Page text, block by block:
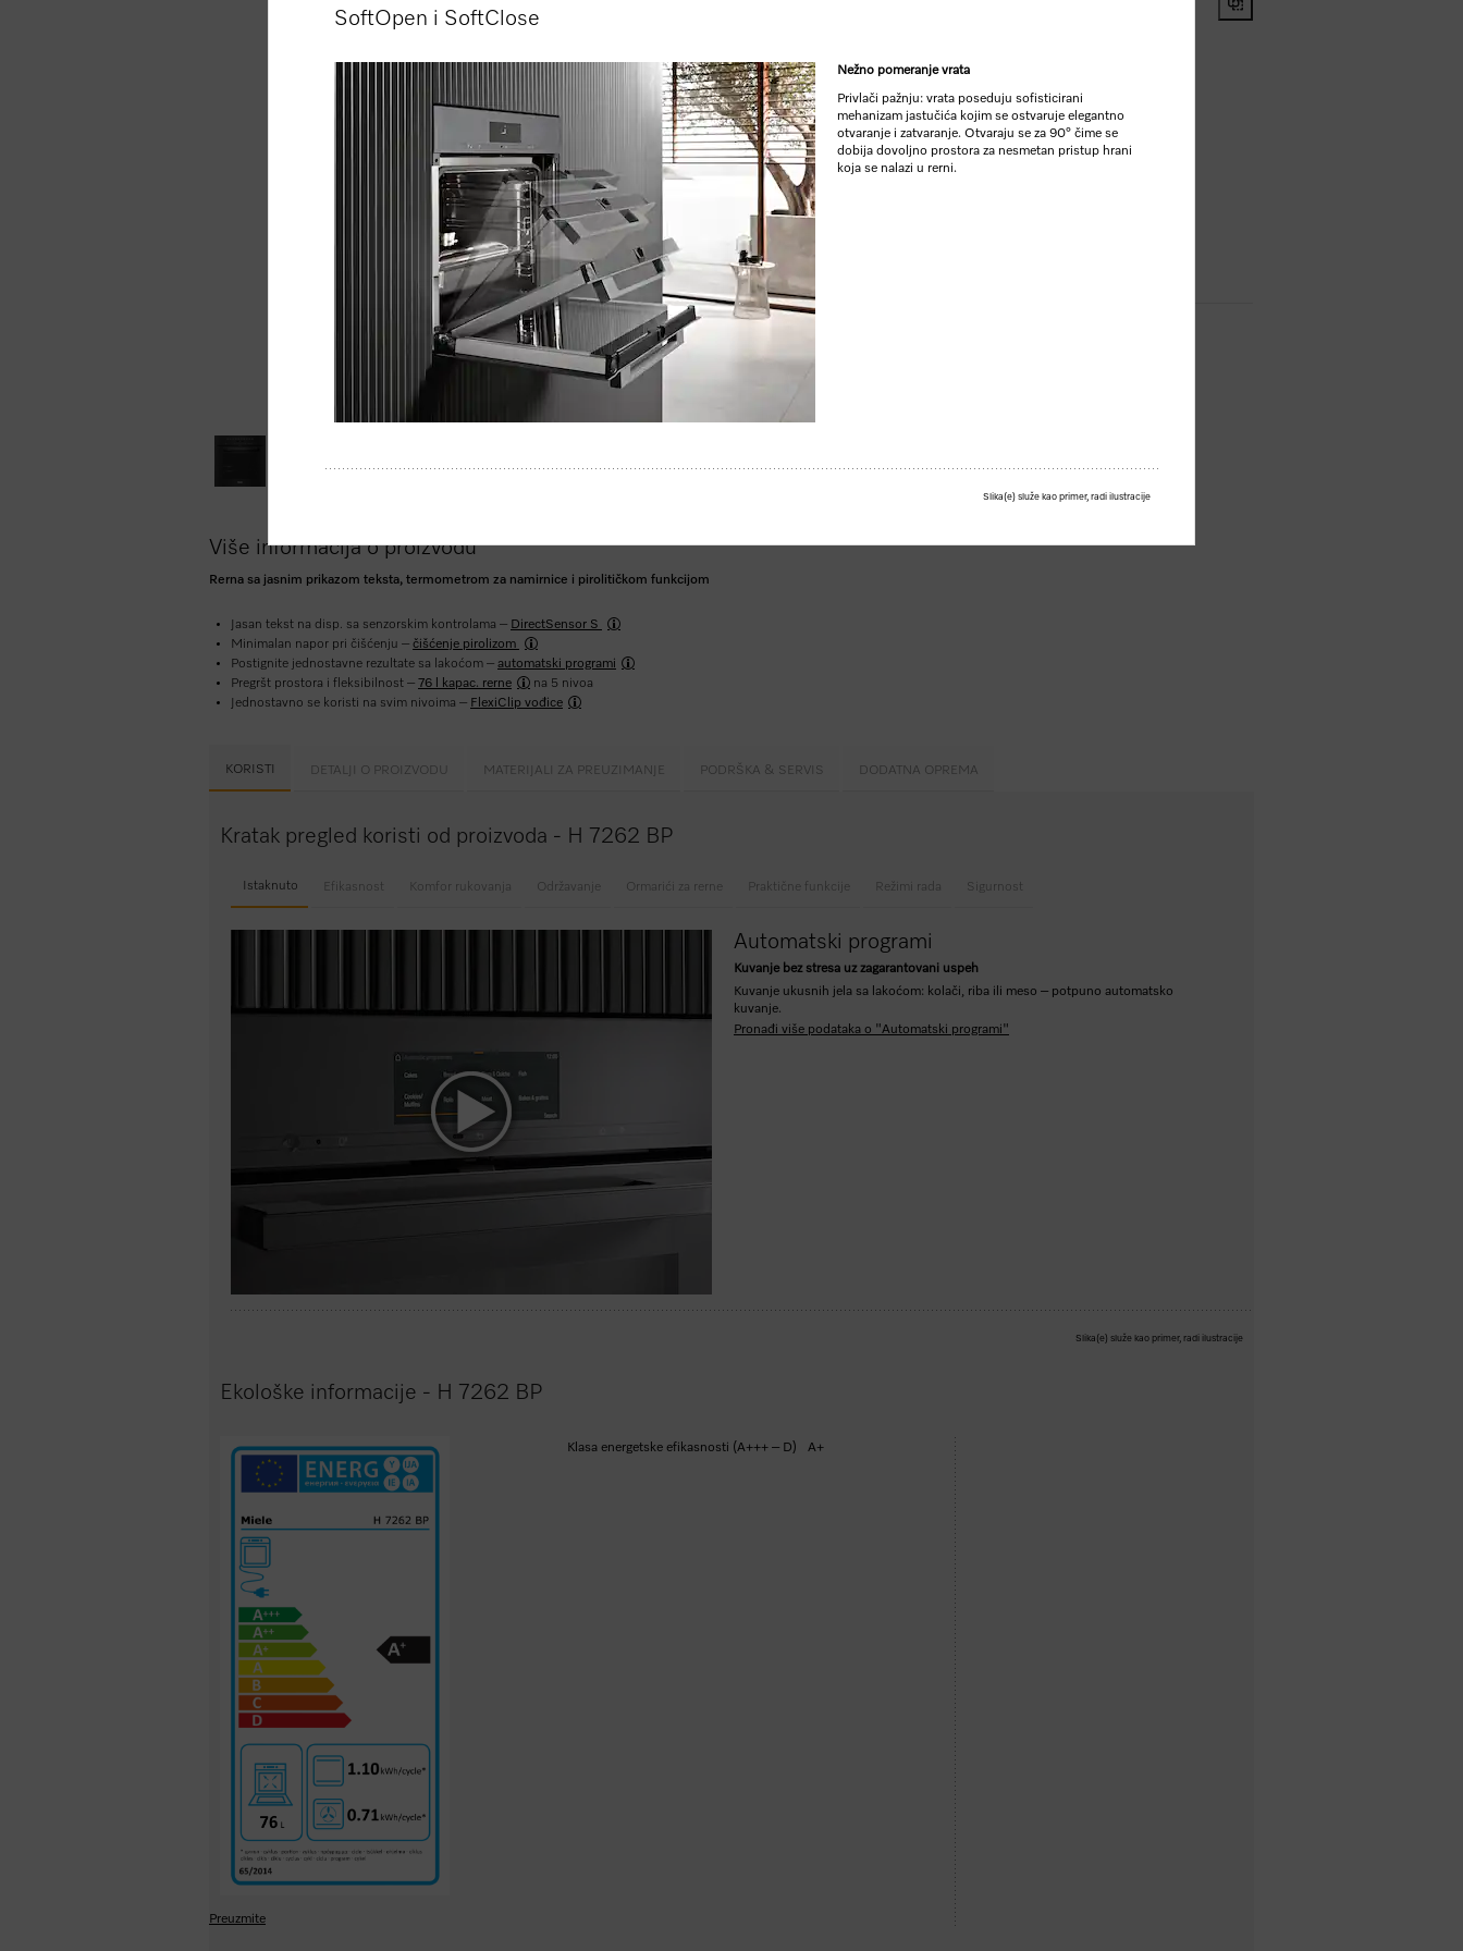
RSD 260.000,00 **
Boja proizvoda: Obsidijan crna
Više informacija o proizvodu
Rerna sa jasnim prikazom teksta, termometrom za namirnice i pirolitičkom funkcijom
Jasan tekst na disp. sa senzorskim kontrolama – DirectSensor S
Minimalan napor pri čišćenju – čišćenje pirolizom
Postignite jednostavne rezultate sa lakoćom – automatski programi
Pregršt prostora i fleksibilnost – 76 l kapac. rerne
na 5 nivoa
Jednostavno se koristi na svim nivoima – FlexiClip vođice
KORISTI DETALJI O PROIZVODU MATERIJALI ZA PREUZIMANJE PODRŠKA & SERVIS DODATNA OPREMA
Kratak pregled koristi od proizvoda - H 7262 BP
Istaknuto Efikasnost Komfor rukovanja Održavanje Ormarići za rerne Praktične funkcije Režimi rada Sigurnost
Automatski programi
Kuvanje bez stresa uz zagarantovani uspeh
Kuvanje ukusnih jela sa lakoćom: kolači, riba ili meso – potpuno automatsko
kuvanje.
Pronađi više podataka o "Automatski programi"
Slika(e) služe kao primer, radi ilustracije
Ekološke informacije - H 7262 BP
Preuzmite
Klasa energetske efikasnosti (A+++ – D) A+
SoftOpen i SoftClose
Nežno pomeranje vrata
Privlači pažnju: vrata poseduju sofisticirani
mehanizam jastučića kojim se ostvaruje elegantno
otvaranje i zatvaranje. Otvaraju se za 90° čime se
dobija dovoljno prostora za nesmetan pristup hrani
koja se nalazi u rerni.
Slika(e) služe kao primer, radi ilustracije